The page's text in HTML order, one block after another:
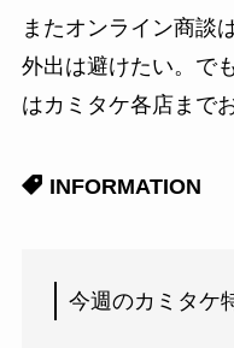
またオンライン商談
外出は避けたい。で
はカミタケ各店まで
INFORMATION
今週のカミタケ